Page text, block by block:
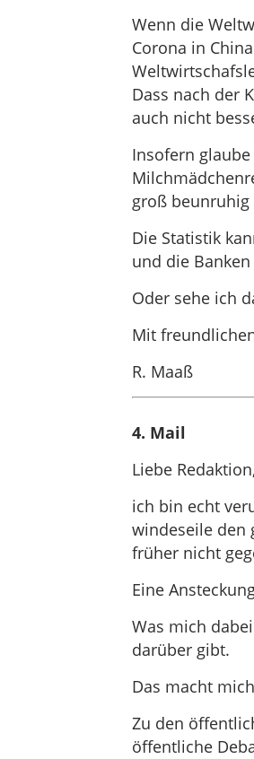
Wenn die
Corona in
Dass nach der
auch nicht
Insofern
groß beunruhig
Die Statistik
und die
Oder sehe ich
Mit
R. Maaß
4. Mail
Liebe Redaktion,
ich bin echt
windeseile den
früher nicht
Eine
Was mich
darüber gibt.
Das macht
Zu den
öffentliche